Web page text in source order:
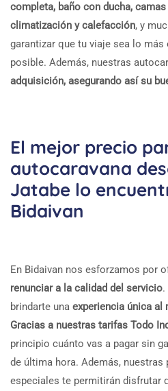
completa, baño con ducha,
climatización y calefacción, y
garantizar que tu viaje sea lo
posible. Además, nuestras
adquisición, asegurando así su
El mejor precio
autocaravana
Jatabe lo
Bidaivan
En Bidaivan nos esforzamos por
renunciar a la calidad del servicio.
brindarte una experiencia única
Gracias a nuestras tarifas Todo
principio cuánto vas a pagar sin
de última hora. Además,
especiales te permitirán disfrutar